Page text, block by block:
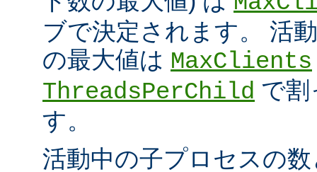
ブで決定されます。 活
の最大値は MaxClients
ThreadsPerChild で割
す。
活動中の子プロセスの